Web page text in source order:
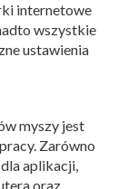
internetowe
wszystkie
ustawienia
myszy jest
Zarówno
aplikacji,
oraz